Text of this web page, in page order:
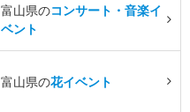
富山県のコンサート・音楽イ
ベント
富山県の花イベント